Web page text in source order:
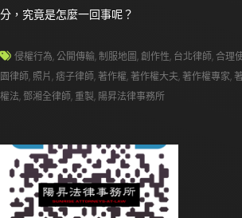
分，究竟是怎麼一回事呢？
侵權行為,公開傳輸,制服地圖,創作性, 台北律師,合理
園律師, 照片,痞子律師, 著作權, 著作權大夫, 著作權專家,
權法, 鄧湘全律師,重製, 陽昇法律事務所